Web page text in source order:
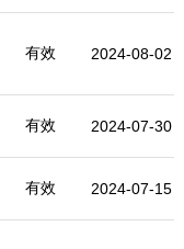
有效 2024-08-02
有效 2024-07-30
有效 2024-07-15